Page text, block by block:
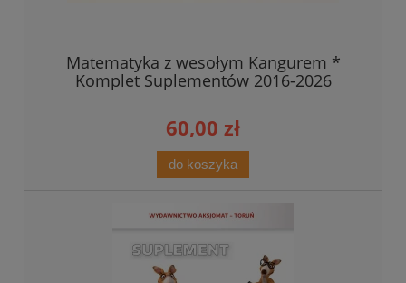
Matematyka z wesołym Kangurem *
Komplet Suplementów 2016-2026
60,00 zł
do koszyka